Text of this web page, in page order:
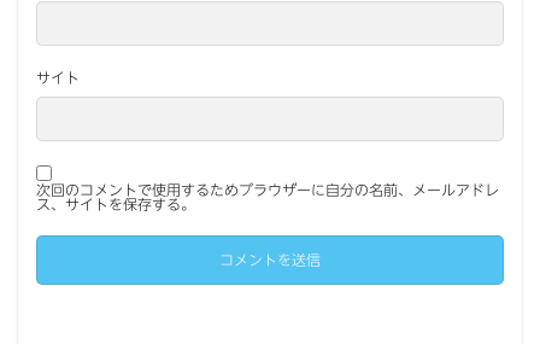
サイト
次回のコメントで使用するためブラウザーに自分の名前、メールアドレ
ス、サイトを保存する。